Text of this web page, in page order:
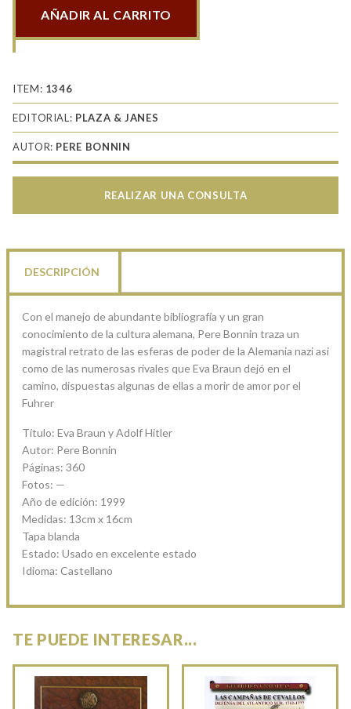
Braun
Adolf
Hitler
AÑADIR AL CARRITO
ITEM: 1346
EDITORIAL: PLAZA & JANES
AUTOR: PERE BONNIN
REALIZAR UNA CONSULTA
DESCRIPCIÓN
Con el manejo de abundante bibliografía y un gran
conocimiento de la cultura alemana, Pere Bonnin traza un
magistral retrato de las esferas de poder de la Alemania nazi asi
como de las numerosas rivales que Eva Braun dejó en el
camino, dispuestas algunas de ellas a morir de amor por el
Fuhrer
Título: Eva Braun y Adolf Hitler
Autor: Pere Bonnin
Páginas: 360
Fotos: —
Año de edición: 1999
Medidas: 13cm x 16cm
Tapa blanda
Estado: Usado en excelente estado
Idioma: Castellano
TE PUEDE INTERESAR...